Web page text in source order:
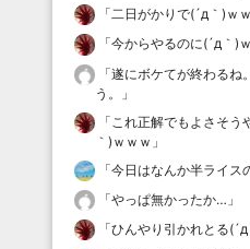
「二日がかりで(´д｀)ｗ
「今からやるのに(´д｀)
「遂にボケてが終わるね
う。
」
「 これ正解でもよさそう
｀)ｗｗｗ 」
「今日はなんか半ライス
「やっぱ無かったか… 」
「ひんやり引かれとる